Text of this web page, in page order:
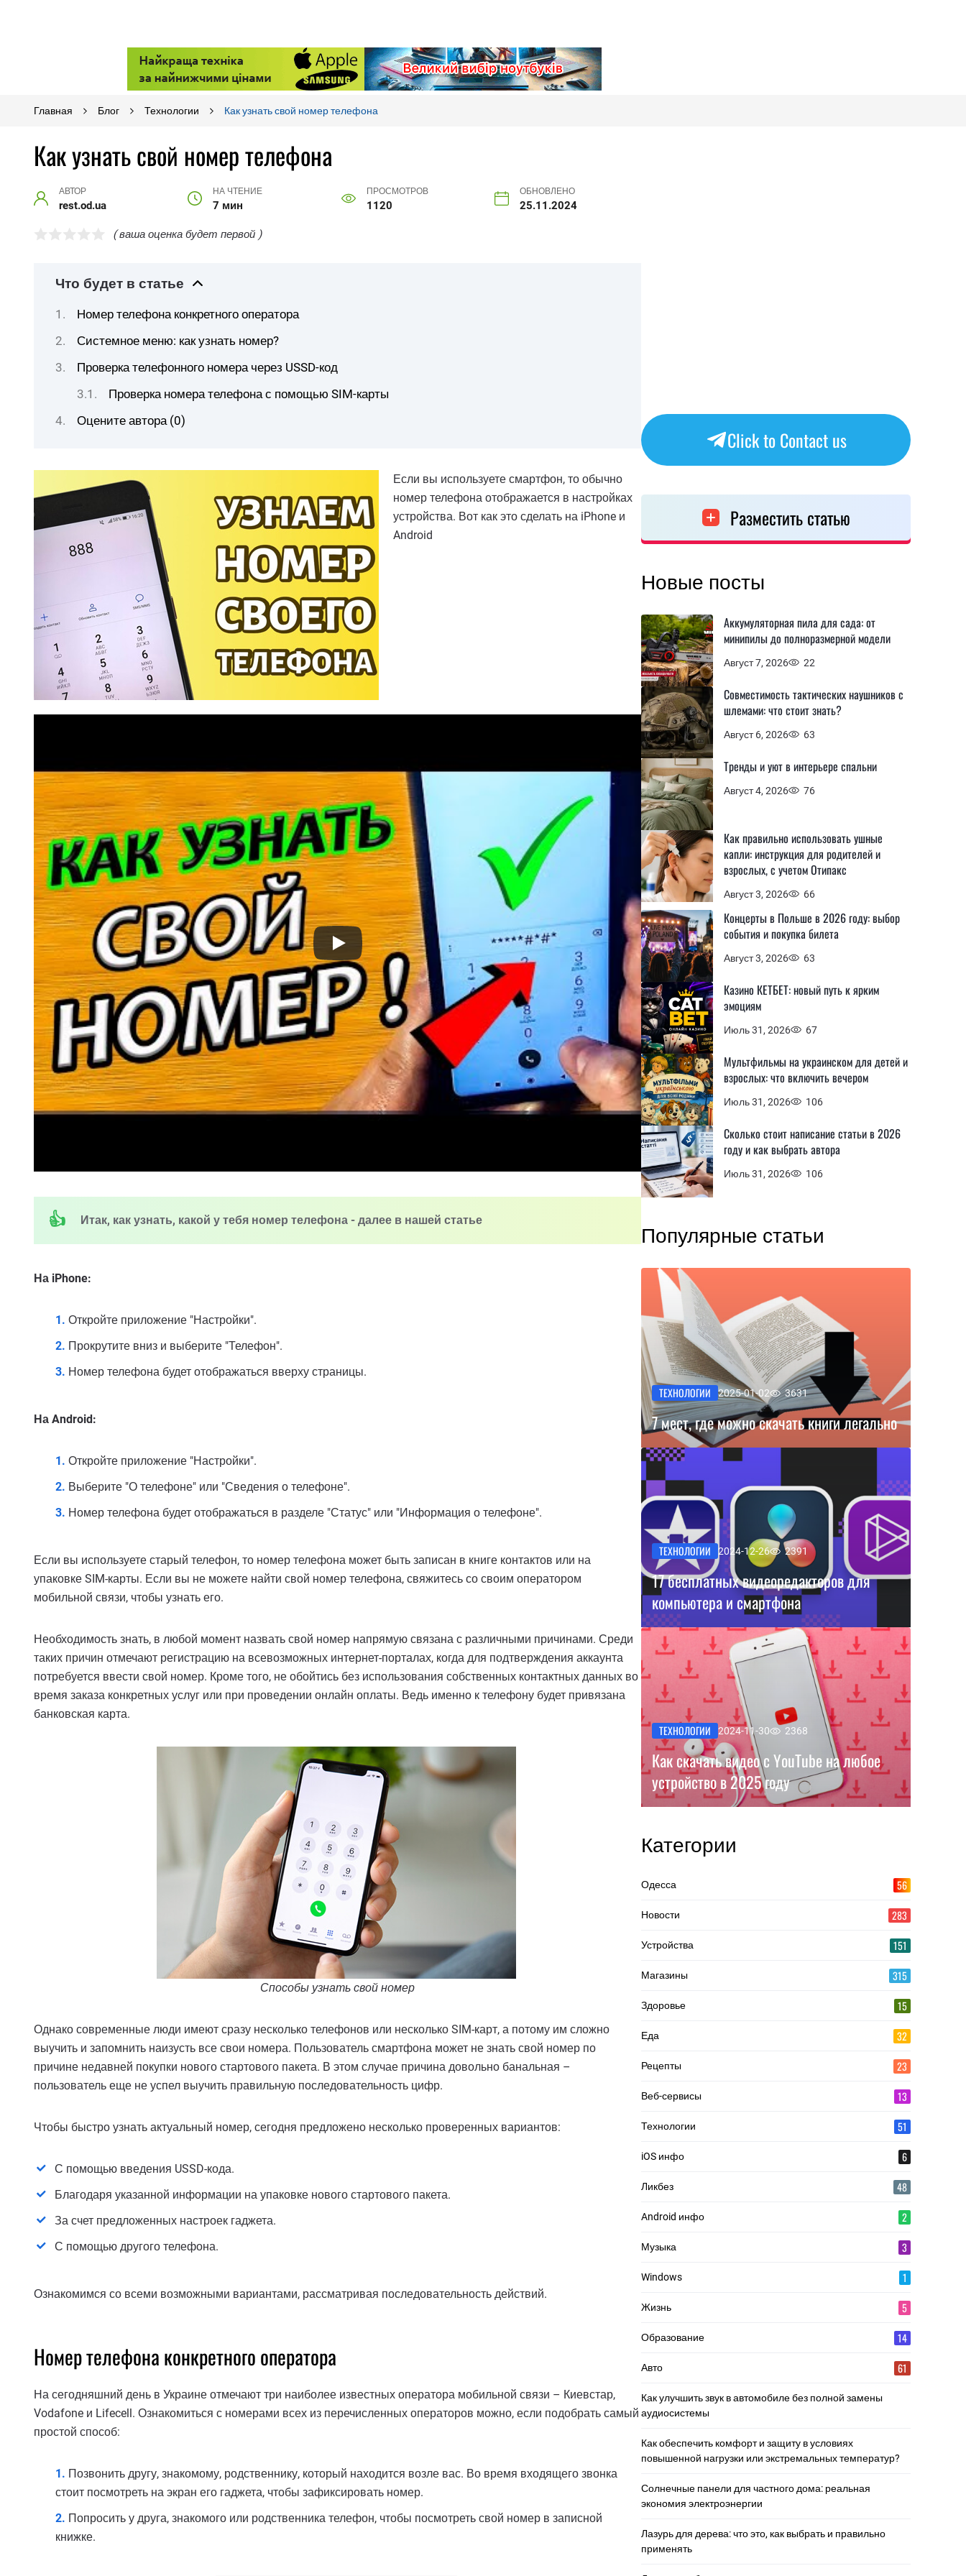
Главная Блог Технологии Как узнать свой номер телефона
Как узнать свой номер телефона
АВТОР
rest.od.ua
НА ЧТЕНИЕ
7 мин
ПРОСМОТРОВ
1120
ОБНОВЛЕНО
25.11.2024
( ваша оценка будет первой )
Что будет в статье
Номер телефона конкретного оператора
Системное меню: как узнать номер?
Проверка телефонного номера через USSD-код
Проверка номера телефона с помощью SIM-карты
Оцените автора (0)
Если вы используете смартфон, то обычно
номер телефона отображается в настройках
устройства. Вот как это сделать на iPhone и
Android
Итак, как узнать, какой у тебя номер телефона - далее в нашей статье
На iPhone:
Откройте приложение "Настройки".
Прокрутите вниз и выберите "Телефон".
Номер телефона будет отображаться вверху страницы.
На Android:
Откройте приложение "Настройки".
Выберите "О телефоне" или "Сведения о телефоне".
Номер телефона будет отображаться в разделе "Статус" или "Информация о телефоне".
Если вы используете старый телефон, то номер телефона может быть записан в книге контактов или на
упаковке SIM-карты. Если вы не можете найти свой номер телефона, свяжитесь со своим оператором
мобильной связи, чтобы узнать его.
Необходимость знать, в любой момент назвать свой номер напрямую связана с различными причинами. Среди
таких причин отмечают регистрацию на всевозможных интернет-порталах, когда для подтверждения аккаунта
потребуется ввести свой номер. Кроме того, не обойтись без использования собственных контактных данных во
время заказа конкретных услуг или при проведении онлайн оплаты. Ведь именно к телефону будет привязана
банковская карта.
Способы узнать свой номер
Однако современные люди имеют сразу несколько телефонов или несколько SIM-карт, а потому им сложно
выучить и запомнить наизусть все свои номера. Пользователь смартфона может не знать свой номер по
причине недавней покупки нового стартового пакета. В этом случае причина довольно банальная –
пользователь еще не успел выучить правильную последовательность цифр.
Чтобы быстро узнать актуальный номер, сегодня предложено несколько проверенных вариантов:
С помощью введения USSD-кода.
Благодаря указанной информации на упаковке нового стартового пакета.
За счет предложенных настроек гаджета.
С помощью другого телефона.
Ознакомимся со всеми возможными вариантами, рассматривая последовательность действий.
Номер телефона конкретного оператора
На сегодняшний день в Украине отмечают три наиболее известных оператора мобильной связи – Киевстар,
Vodafone и Lifecell. Ознакомиться с номерами всех из перечисленных операторов можно, если подобрать самый
простой способ:
Позвонить другу, знакомому, родственнику, который находится возле вас. Во время входящего звонка
стоит посмотреть на экран его гаджета, чтобы зафиксировать номер.
Попросить у друга, знакомого или родственника телефон, чтобы посмотреть свой номер в записной
книжке.
Click to Contact us
Разместить статью
Новые посты
Август 7, 2026 22
Аккумуляторная пила для сада: от
минипилы до полноразмерной модели
Август 6, 2026 63
Совместимость тактических наушников с
шлемами: что стоит знать?
Август 4, 2026 76
Тренды и уют в интерьере спальни
Август 3, 2026 66
Как правильно использовать ушные
капли: инструкция для родителей и
взрослых, с учетом Отипакс
Август 3, 2026 63
Концерты в Польше в 2026 году: выбор
события и покупка билета
Июль 31, 2026 67
Казино КЕТБЕТ: новый путь к ярким
эмоциям
Июль 31, 2026 106
Мультфильмы на украинском для детей и
взрослых: что включить вечером
Июль 31, 2026 106
Сколько стоит написание статьи в 2026
году и как выбрать автора
Популярные статьи
ТЕХНОЛОГИИ 2025-01-02 3631
7 мест, где можно скачать книги легально
ТЕХНОЛОГИИ 2024-12-26 2391
17 бесплатных видеоредакторов для
компьютера и смартфона
ТЕХНОЛОГИИ 2024-11-30 2368
Как скачать видео с YouTube на любое
устройство в 2025 году
Категории
Одесса 56
Новости 283
Устройства 151
Магазины 315
Здоровье 15
Еда 32
Рецепты 23
Веб-сервисы 13
Технологии 51
iOS инфо 6
Ликбез 48
Android инфо 2
Музыка 3
Windows 1
Жизнь 5
Образование 14
Авто 61
Как улучшить звук в автомобиле без полной замены
аудиосистемы
Как обеспечить комфорт и защиту в условиях
повышенной нагрузки или экстремальных температур?
Солнечные панели для частного дома: реальная
экономия электроэнергии
Лазурь для дерева: что это, как выбрать и правильно
применять